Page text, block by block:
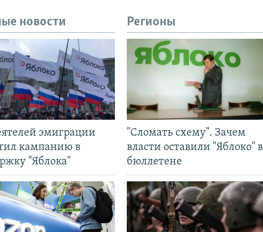
новости
эмиграции
кампанию в
"Яблока"
Регионы
"Сломать схему". Зачем
власти оставили "Яблоко" в
бюллетене